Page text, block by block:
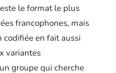
le format le plus
francophones, mais
codifiée en fait aussi
variantes
groupe qui cherche